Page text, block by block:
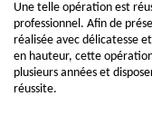
Une telle opération est
professionnel. Afin de
réalisée avec délicatesse
en hauteur, cette
plusieurs années et
réussite.